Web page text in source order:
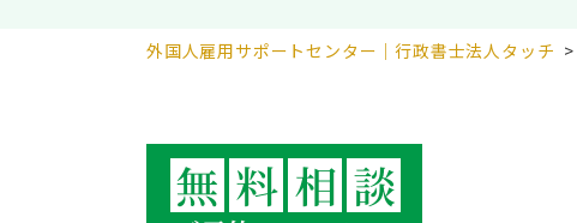
外国人雇用サポートセンター｜行政書士法人タッチ >